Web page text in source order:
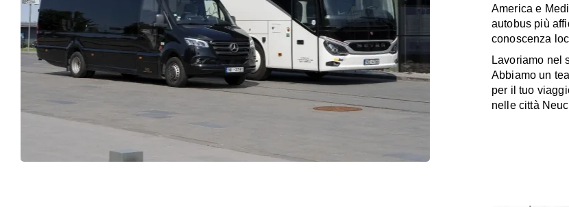
America e
autobus più
conoscenza
Lavoriamo nel
Abbiamo un
per il tuo
nelle città